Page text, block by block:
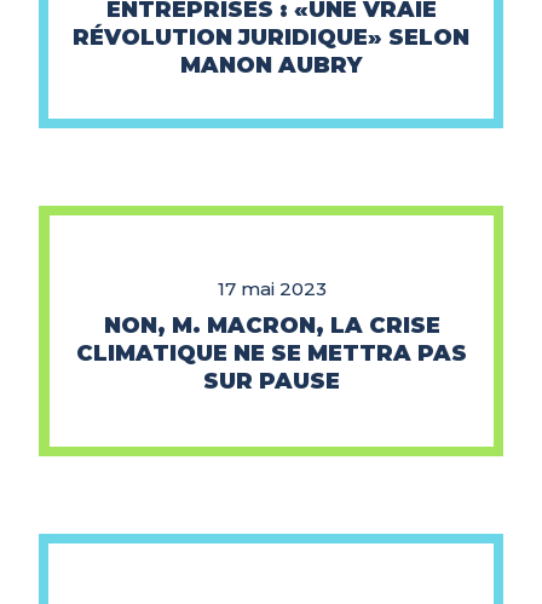
ENTREPRISES : «UNE VRAIE
RÉVOLUTION JURIDIQUE» SELON
MANON AUBRY
17 mai 2023
NON, M. MACRON, LA CRISE
CLIMATIQUE NE SE METTRA PAS
SUR PAUSE